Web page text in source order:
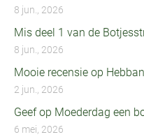
8 jun., 2026
Mis deel 1 van de
8 jun., 2026
Mooie recensie op Hebban
2 jun., 2026
Geef op Moederdag een
6 mei, 2026